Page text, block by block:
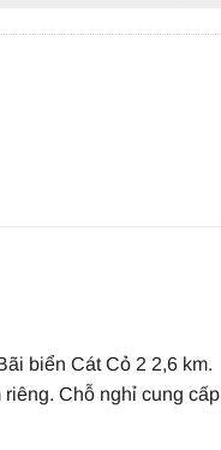
biển Cát Cỏ 2 2,6 km.
Chỗ nghỉ cung cấp